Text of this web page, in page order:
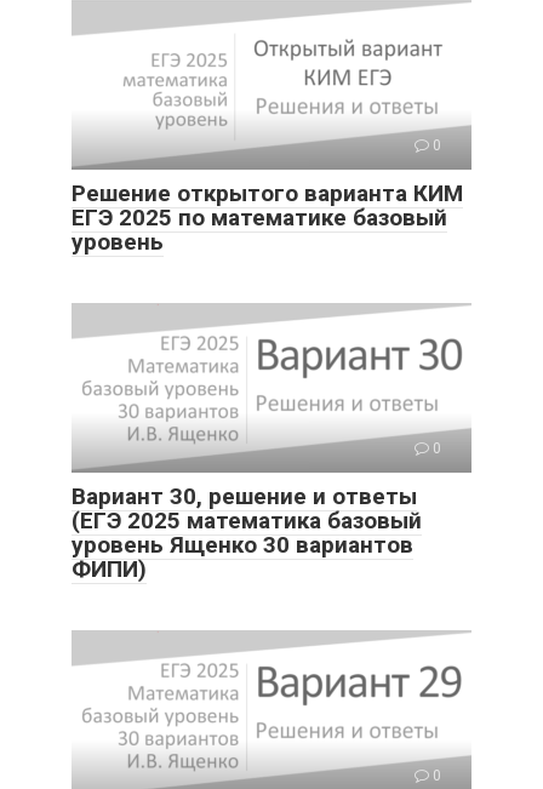
0
Решение открытого варианта КИМ
ЕГЭ 2025 по математике базовый
уровень
0
Вариант 30, решение и ответы
(ЕГЭ 2025 математика базовый
уровень Ященко 30 вариантов
ФИПИ)
0